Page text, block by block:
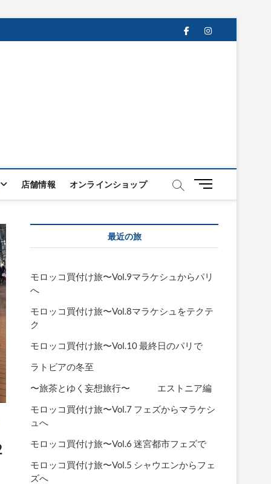
facebookinstagram
店舗情報 オンラインショップ
メ
ー
タ
最近の旅
モロッコ買付け旅〜Vol.9マラケシュからパリ
へ
モロッコ買付け旅〜Vol.8マラケシュをテクテ
ク
モロッコ買付け旅〜Vol.10 最終日のパリで
ラトビアの冬至
〜旅茶とゆく妄想旅行〜 エストニア編
モロッコ買付け旅〜Vol.7 フェズからマラケシ
ュへ
モロッコ買付け旅〜Vol.6 迷宮都市フェズで
モロッコ買付け旅〜Vol.5 シャウエンからフェ
ズへ